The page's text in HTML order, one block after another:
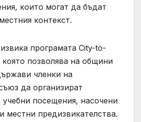
които могат да бъдат
контекст.
програмата City-to-
която позволява на общини
членки на
да организират
учебни посещения, насочени
местни предизвикателства.